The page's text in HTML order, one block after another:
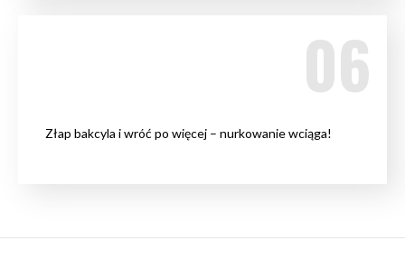
Złap bakcyla i wróć po więcej – nurkowanie wciąga!